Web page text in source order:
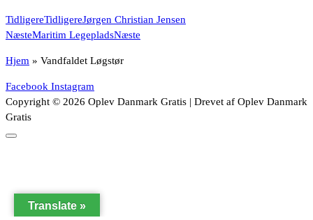
TidligereTidligereJørgen Christian Jensen
NæsteMaritim LegepladsNæste
Hjem » Vandfaldet Løgstør
Facebook Instagram
Copyright © 2026 Oplev Danmark Gratis | Drevet af Oplev Danmark
Gratis
Translate »